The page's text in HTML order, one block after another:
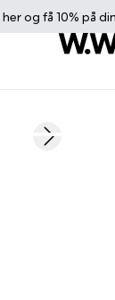
herog få 10% på
Next slide